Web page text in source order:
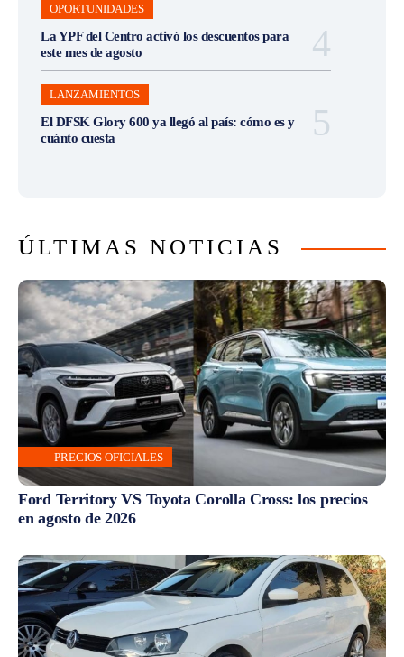
OPORTUNIDADES
La YPF del Centro activó los descuentos para
este mes de agosto
LANZAMIENTOS
El DFSK Glory 600 ya llegó al país: cómo es y
cuánto cuesta
ÚLTIMAS NOTICIAS
PRECIOS OFICIALES
Ford Territory VS Toyota Corolla Cross: los precios
en agosto de 2026